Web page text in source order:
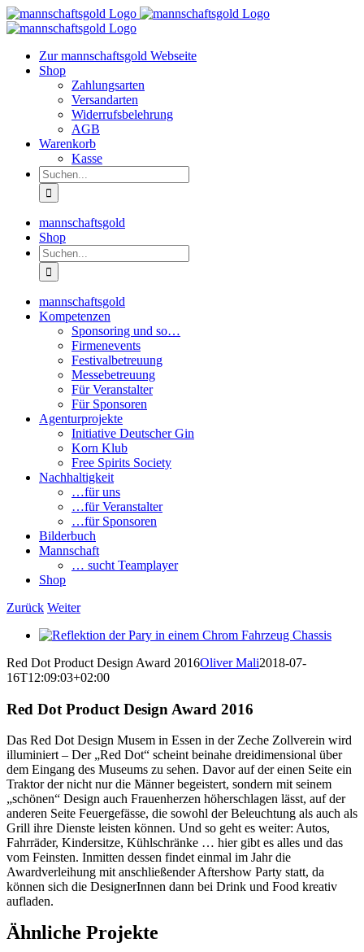
Zum
Inhalt
Zur mannschaftsgold Webseite
Shop
Zahlungsarten
Versandarten
Widerrufsbelehrung
AGB
Warenkorb
Kasse
Suche
nach:
mannschaftsgold
Shop
Suche
nach:
mannschaftsgold
Kompetenzen
Sponsoring und so…
Firmenevents
Festivalbetreuung
Messebetreuung
Für Veranstalter
Für Sponsoren
Agenturprojekte
Initiative Deutscher Gin
Korn Klub
Free Spirits Society
Nachhaltigkeit
…für uns
…für Veranstalter
…für Sponsoren
Bilderbuch
Mannschaft
… sucht Teamplayer
Shop
Zurück Weiter
View
Image
Red Dot Product Design Award 2016Oliver Mali2018-07-
16T12:09:03+02:00
Red Dot Product Design Award 2016
Das Red Dot Design Musem in Essen in der Zeche Zollverein wird
illuminiert – Der „Red Dot“ scheint beinahe dreidimensional über
dem Eingang des Museums zu sehen. Davor auf der einen Seite ein
Traktor der nicht nur die Männer begeistert, sondern mit seinem
„schönen“ Design auch Frauenherzen höherschlagen lässt, auf der
anderen Seite Feuergefässe, die sowohl der Beleuchtung als auch als
Grill ihre Dienste leisten können. Und so geht es weiter: Autos,
Fahrräder, Kindersitze, Kühlschränke … hier gibt es alles und das
vom Feinsten. Inmitten dessen findet einmal im Jahr die
Awardverleihung mit anschließender Aftershow Party statt, da
können sich die DesignerInnen dann bei Drink und Food kreativ
aufladen.
Ähnliche Projekte